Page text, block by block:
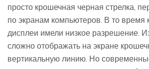
просто крошечная черная стрелка,
по экранам компьютеров. В то
дисплеи имели низкое разрешение.
сложно отображать на экране
вертикальную линию. Но